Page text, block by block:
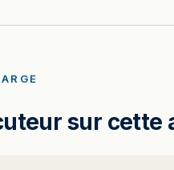
sur cette